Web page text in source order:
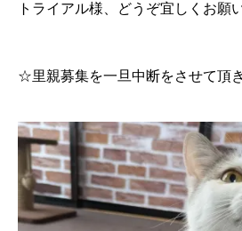
トライアル様、どうぞ宜しくお願
☆里親募集を一旦中断をさせて頂き